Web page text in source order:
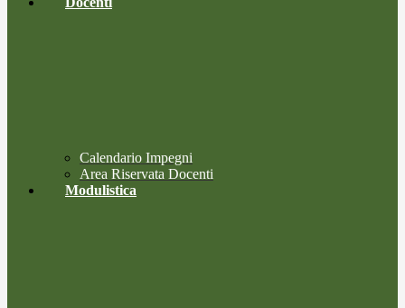
Calendario Impegni
Area Riservata Docenti
Modulistica